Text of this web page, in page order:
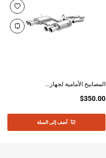
المصابيح الأمامية لجهاز...
$350.00
أضف إلى السلة